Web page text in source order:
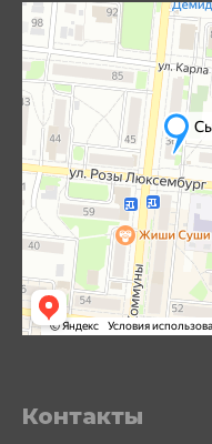
Контакты